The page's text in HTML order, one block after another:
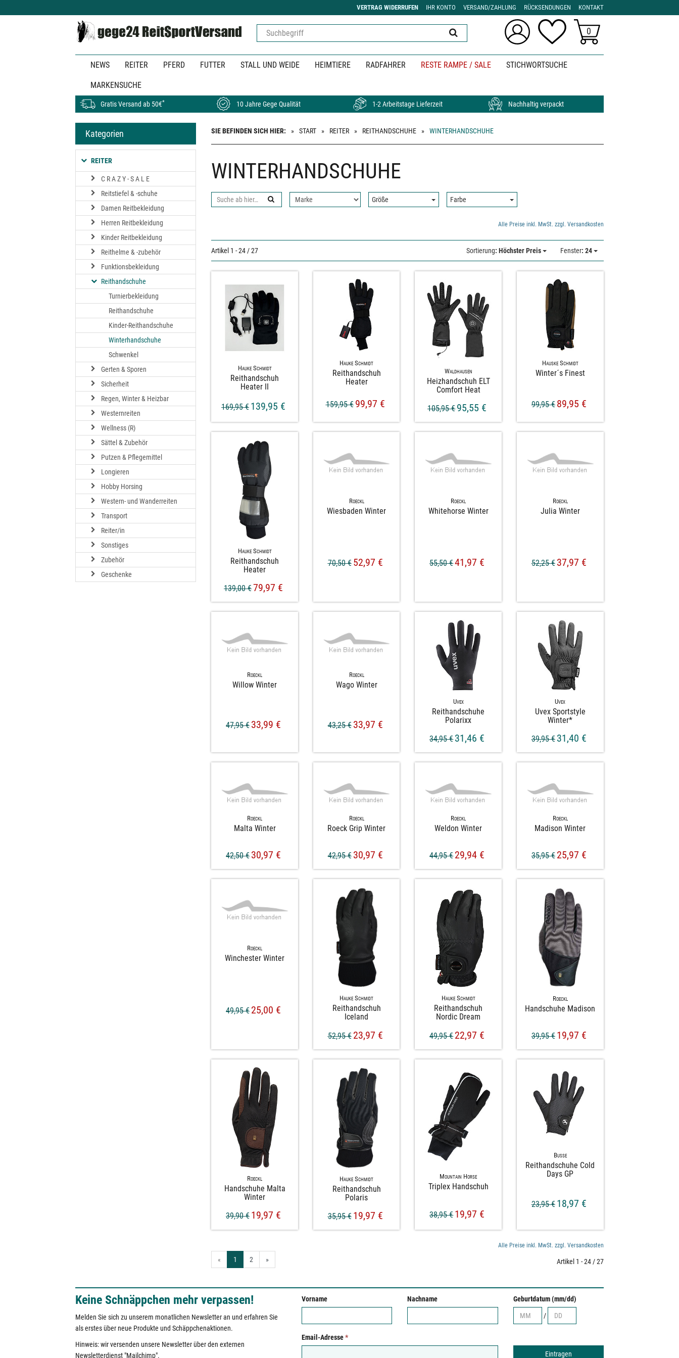
Hauptinhalt
VERTRAG WIDERRUFEN IHR KONTO VERSAND/ZAHLUNG RÜCKSENDUNGEN KONTAKT
0
NEWS REITER PFERD FUTTER STALL UND WEIDE HEIMTIERE RADFAHRER RESTE RAMPE / SALE STICHWORTSUCHE
MARKENSUCHE
Gratis Versand ab 50€* 10 Jahre Gege Qualität 1-2 Arbeitstage Lieferzeit Nachhaltig verpackt
SIE BEFINDEN SICH HIER: START REITER REITHANDSCHUHE WINTERHANDSCHUHE
WINTERHANDSCHUHE
Suche
Nach
Größe:
Größe Farbe:
Farbe
Alle Preise inkl. MwSt. zzgl. Versandkosten
Artikel 1 - 24 / 27 Sortierung: Höchster Preis Fenster: 24
Hauke Schmidt
Reithandschuh
Heater II
169,95 € 139,95 €
Hauke Schmidt
Reithandschuh
Heater
159,95 € 99,97 €
Waldhausen
Heizhandschuh ELT
Comfort Heat
105,95 € 95,55 €
Hauske Schmidt
Winter´s Finest
99,95 € 89,95 €
Hauke Schmidt
Reithandschuh
Heater
139,00 €79,97 €
Roeckl
Wiesbaden Winter
70,50 € 52,97 €
Roeckl
Whitehorse Winter
55,50 €41,97 €
Roeckl
Julia Winter
52,25 € 37,97 €
Roeckl
Willow Winter
47,95 € 33,99 €
Roeckl
Wago Winter
43,25 € 33,97 €
Uvex
Reithandschuhe
Polarixx
34,95 € 31,46 €
Uvex
Uvex Sportstyle
Winter*
39,95 € 31,40 €
Roeckl
Malta Winter
42,50 € 30,97 €
Roeckl
Roeck Grip Winter
42,95 € 30,97 €
Roeckl
Weldon Winter
44,95 € 29,94 €
Roeckl
Madison Winter
35,95 € 25,97 €
Roeckl
Winchester Winter
49,95 € 25,00 €
Hauke Schmidt
Reithandschuh
Iceland
52,95 € 23,97 €
Hauke Schmidt
Reithandschuh
Nordic Dream
49,95 € 22,97 €
Roeckl
Handschuhe Madison
39,95 € 19,97 €
Roeckl
Handschuhe Malta
Winter
39,90 € 19,97 €
Hauke Schmidt
Reithandschuh
Polaris
35,95 € 19,97 €
Mountain Horse
Triplex Handschuh
38,95 € 19,97 €
Busse
Reithandschuhe Cold
Days GP
23,95 € 18,97 €
Alle Preise inkl. MwSt. zzgl. Versandkosten
« 1 2 » Artikel 1 - 24 / 27
Kategorien
REITER
C R A Z Y - S A L E
Reitstiefel & -schuhe
Damen Reitbekleidung
Herren Reitbekleidung
Kinder Reitbekleidung
Reithelme & -zubehör
Funktionsbekleidung
Reithandschuhe
Turnierbekleidung
Reithandschuhe
Kinder-Reithandschuhe
Winterhandschuhe
Schwenkel
Gerten & Sporen
Sicherheit
Regen, Winter & Heizbar
Westernreiten
Wellness (R)
Sättel & Zubehör
Putzen & Pflegemittel
Longieren
Hobby Horsing
Western- und Wanderreiten
Transport
Reiter/in
Sonstiges
Zubehör
Geschenke
Keine Schnäppchen mehr verpassen!
Melden Sie sich zu unserem monatlichen Newsletter an und erfahren Sie
als erstes über neue Produkte und Schäppchenaktionen.
Hinweis: wir versenden unsere Newsletter über den externen
Newsletterdienst "Mailchimp".
Vorname Nachname Geburtdatum (mm/dd)
/
Email-Adresse*